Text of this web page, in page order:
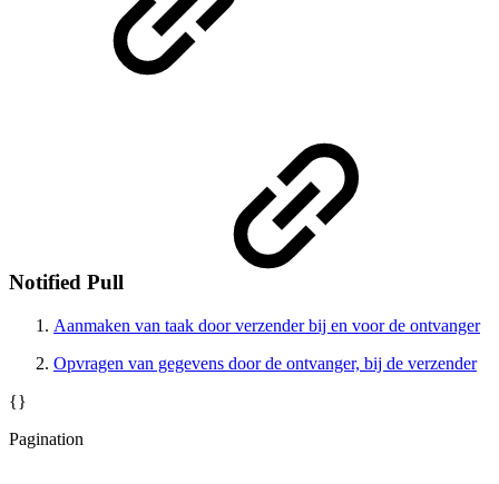
Notified Pull
Aanmaken van taak door verzender bij en voor de ontvanger
Opvragen van gegevens door de ontvanger, bij de verzender
{}
Pagination